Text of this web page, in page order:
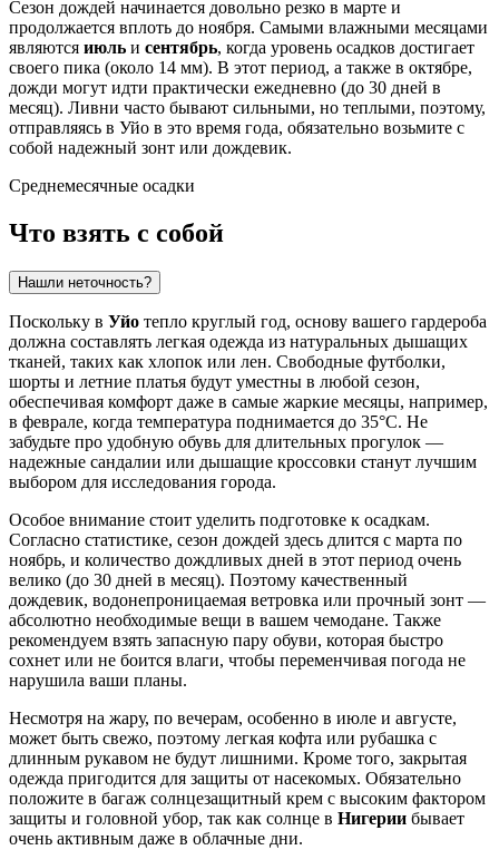
Сезон дождей начинается довольно резко в марте и
продолжается вплоть до ноября. Самыми влажными месяцами
являются июль и сентябрь, когда уровень осадков достигает
своего пика (около 14 мм). В этот период, а также в октябре,
дожди могут идти практически ежедневно (до 30 дней в
месяц). Ливни часто бывают сильными, но теплыми, поэтому,
отправляясь в Уйо в это время года, обязательно возьмите с
собой надежный зонт или дождевик.
Среднемесячные осадки
Что взять с собой
Нашли неточность?
Поскольку в Уйо тепло круглый год, основу вашего гардероба
должна составлять легкая одежда из натуральных дышащих
тканей, таких как хлопок или лен. Свободные футболки,
шорты и летние платья будут уместны в любой сезон,
обеспечивая комфорт даже в самые жаркие месяцы, например,
в феврале, когда температура поднимается до 35°C. Не
забудьте про удобную обувь для длительных прогулок —
надежные сандалии или дышащие кроссовки станут лучшим
выбором для исследования города.
Особое внимание стоит уделить подготовке к осадкам.
Согласно статистике, сезон дождей здесь длится с марта по
ноябрь, и количество дождливых дней в этот период очень
велико (до 30 дней в месяц). Поэтому качественный
дождевик, водонепроницаемая ветровка или прочный зонт —
абсолютно необходимые вещи в вашем чемодане. Также
рекомендуем взять запасную пару обуви, которая быстро
сохнет или не боится влаги, чтобы переменчивая погода не
нарушила ваши планы.
Несмотря на жару, по вечерам, особенно в июле и августе,
может быть свежо, поэтому легкая кофта или рубашка с
длинным рукавом не будут лишними. Кроме того, закрытая
одежда пригодится для защиты от насекомых. Обязательно
положите в багаж солнцезащитный крем с высоким фактором
защиты и головной убор, так как солнце в Нигерии бывает
очень активным даже в облачные дни.